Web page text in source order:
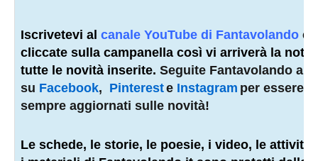
Iscrivetevi al canale YouTube di Fantavolando e
cliccate sulla campanella così vi arriverà la
tutte le novità inserite. Seguite Fantavolando
su Facebook, Pintereste Instagram per essere
sempre aggiornati sulle novità!
Le schede, le storie, le poesie, i video, le attività